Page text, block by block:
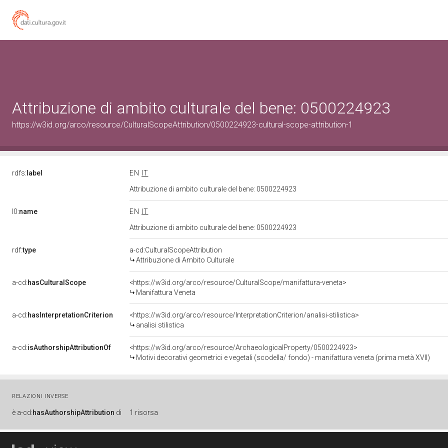
Attribuzione di ambito culturale del bene: 0500224923
https://w3id.org/arco/resource/CulturalScopeAttribution/0500224923-cultural-scope-attribution-1
rdfs: label EN
IT
Attribuzione di ambito culturale del bene: 0500224923
l0:name EN
IT
Attribuzione di ambito culturale del bene: 0500224923
rdf:type
a-cd:CulturalScopeAttribution
Attribuzione di Ambito Culturale
a-cd:hasCulturalScope
<https://w3id.org/arco/resource/CulturalScope/manifattura-veneta>
Manifattura Veneta
a-cd:hasInterpretationCriterion
<https://w3id.org/arco/resource/InterpretationCriterion/analisi-stilistica>
analisi stilistica
a-cd:isAuthorshipAttributionOf
<https://w3id.org/arco/resource/ArchaeologicalProperty/0500224923>
Motivi decorativi geometrici e vegetali (scodella/ fondo) - manifattura veneta (prima metà XVII)
RELAZIONI INVERSE
è a-cd:hasAuthorshipAttribution di 1 risorsa